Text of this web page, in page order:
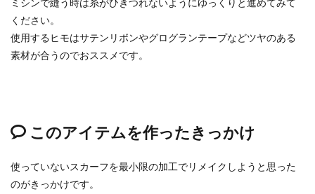
ミシンで縫う時は糸がひきつれないようにゆっくりと進めてみて
ください。
使用するヒモはサテンリボンやグログランテープなどツヤのある
素材が合うのでおススメです。
このアイテムを作ったきっかけ
使っていないスカーフを最小限の加工でリメイクしようと思った
のがきっかけです。